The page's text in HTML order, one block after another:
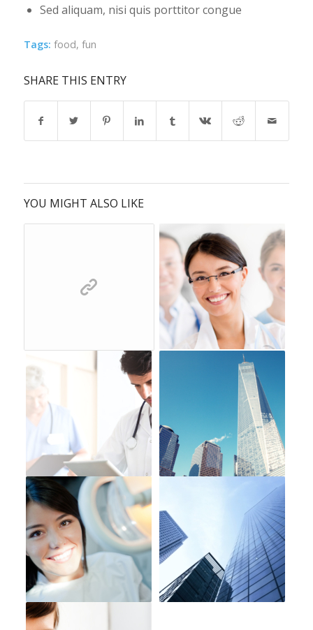
Sed aliquam, nisi quis porttitor congue
Tags: food, fun
SHARE THIS ENTRY
YOU MIGHT ALSO LIKE